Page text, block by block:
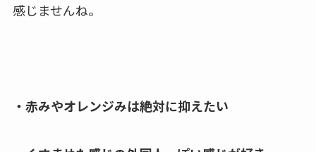
感じませんね。
・赤みやオレンジみは絶対に抑えたい